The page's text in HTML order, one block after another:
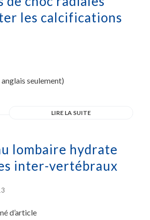
les calcifications
anglais seulement)
LIRE LA SUITE
lombaire hydrate
inter-vertébraux
d’article